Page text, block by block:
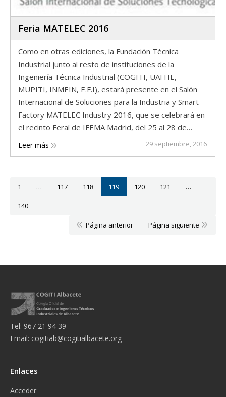
Feria MATELEC 2016
Como en otras ediciones, la Fundación Técnica
Industrial junto al resto de instituciones de la
Ingeniería Técnica Industrial (COGITI, UAITIE,
MUPITI, INMEIN, E.F.I), estará presente en el Salón
Internacional de Soluciones para la Industria y Smart
Factory MATELEC Industry 2016, que se celebrará en
el recinto Feral de IFEMA Madrid, del 25 al 28 de…
Leer más 29 septiembre, 2016
1 … 117 118 119 120 121 …
140
Página anterior Página siguiente
Tel: 967 21 94 39
Email: cogitiab@cogitialbacete.org
Enlaces
Acceder